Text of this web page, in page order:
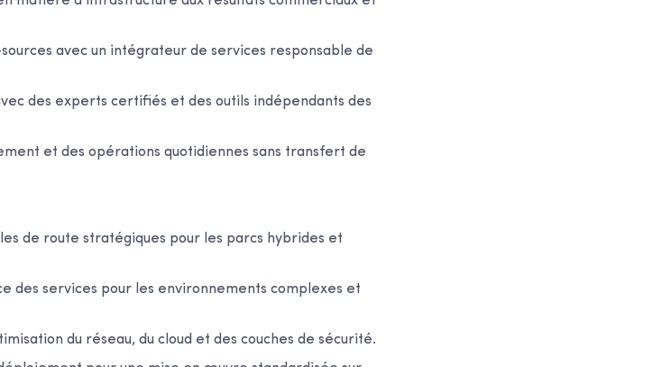
avec un intégrateur de services responsable de
des experts certifiés et des outils indépendants des
et des opérations quotidiennes sans transfert de
de route stratégiques pour les parcs hybrides et
des services pour les environnements complexes et
du réseau, du cloud et des couches de sécurité.